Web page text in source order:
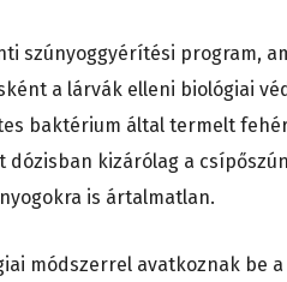
szúnyoggyérítési program,
a lárvák elleni biológiai
baktérium által termelt
kizárólag a
is ártalmatlan.
módszerrel avatkoznak be